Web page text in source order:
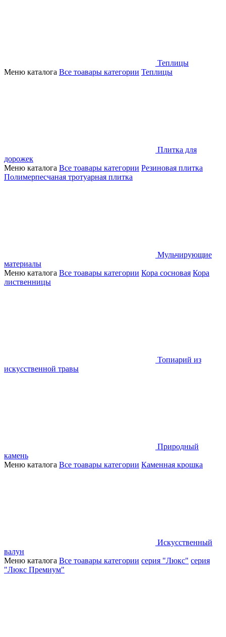
Теплицы
Меню каталога Все тоавары категории Теплицы
Плитка для
дорожек
Меню каталога Все тоавары категории Резиновая плитка
Полимерпесчаная тротуарная плитка
Мульчирующие
материалы
Меню каталога Все тоавары категории Кора сосновая Кора
лиственницы
Топиарий из
искусственной травы
Природный
камень
Меню каталога Все тоавары категории Каменная крошка
Искусственный
валун
Меню каталога Все тоавары категории серия "Люкс" серия
"Люкс Премиум"